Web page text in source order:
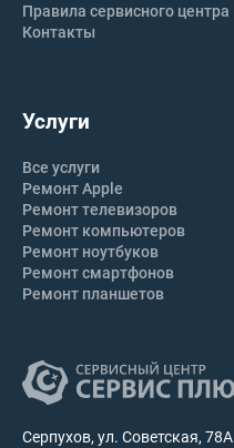
Серпухов, ул. Советская, 78А
Услуги
Все услуги
Ремонт Apple
Ремонт телевизоров
Ремонт компьютеров
Ремонт ноутбуков
Ремонт смартфонов
Ремонт планшетов
Правила сервисного центра
Контакты